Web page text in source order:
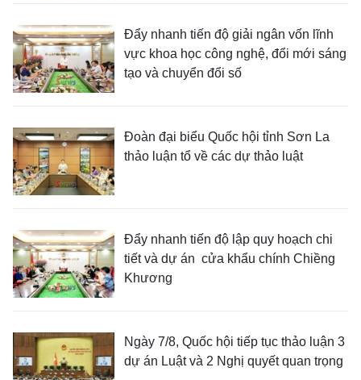
Đẩy nhanh tiến độ giải ngân vốn lĩnh
vực khoa học công nghệ, đổi mới sáng
tạo và chuyển đổi số
Đoàn đại biểu Quốc hội tỉnh Sơn La
thảo luận tổ về các dự thảo luật
Đẩy nhanh tiến độ lập quy hoạch chi
tiết và dự án cửa khẩu chính Chiềng
Khương
Ngày 7/8, Quốc hội tiếp tục thảo luận 3
dự án Luật và 2 Nghị quyết quan trọng